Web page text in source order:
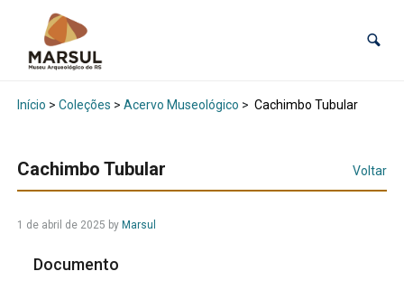
Início > Coleções > Acervo Museológico > Cachimbo Tubular
Cachimbo Tubular Voltar
1 de abril de 2025 by Marsul
Documento